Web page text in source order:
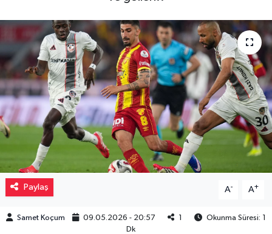
Paylaş A- A+
Samet Koçum 09.05.2026 - 20:57 1
Okunma Süresi: 1
Dk
Magazin
Müzik
Piyasa
Resmi İlanlar
Sağlık
Sinemalar
Siyaset